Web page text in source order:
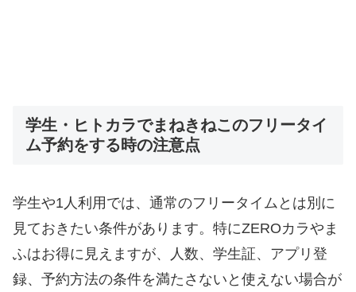
学生・ヒトカラでまねきねこのフリータイ
ム予約をする時の注意点
学生や1人利用では、通常のフリータイムとは別に
見ておきたい条件があります。特にZEROカラやま
ふはお得に見えますが、人数、学生証、アプリ登
録、予約方法の条件を満たさないと使えない場合が